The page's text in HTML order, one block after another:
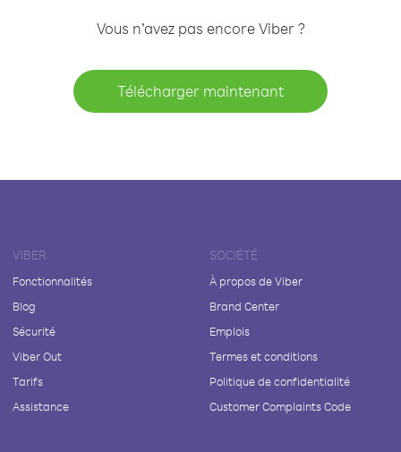
Vous n’avez pas encore Viber ?
Télécharger maintenant
VIBER
Fonctionnalités
Blog
Sécurité
Viber Out
Tarifs
Assistance
SOCIÉTÉ
À propos de Viber
Brand Center
Emplois
Termes et conditions
Politique de confidentialité
Customer Complaints Code